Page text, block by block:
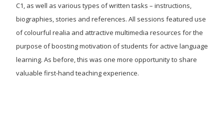
C1, as well as various types of written tasks – instructions,
biographies, stories and references. All sessions featured use
of colourful realia and attractive multimedia resources for the
purpose of boosting motivation of students for active language
learning. As before, this was one more opportunity to share
valuable first-hand teaching experience.